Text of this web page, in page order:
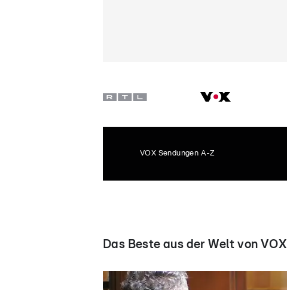
VOX Sendungen A-Z
Das Beste aus der Welt von VOX